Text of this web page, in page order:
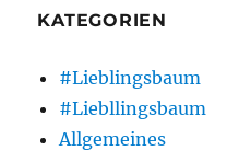
KATEGORIEN
#Lieblingsbaum
#Liebllingsbaum
Allgemeines